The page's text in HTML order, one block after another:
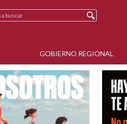
GOBIERNO REGIONAL